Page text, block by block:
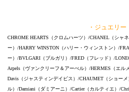
・ジュエリー
CHROME HEARTS（クロムハーツ）/CHANEL（シャ
ー）/HARRY WINSTON（ハリー・ウィンストン）/
ー）/BVLGARI（ブルガリ）/FRED（フレッド）/
Arpels（ヴァンクリーフ＆アーぺル）/HERMES（エル
Davis（ジャスティンデイビス）/CHAUMET（ショー
ル）/Damiani（ダミアーニ）/Cartier（カルティエ）/